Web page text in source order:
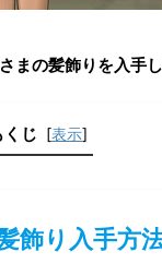
まの髪飾りを入手
くじ [表示]
飾り入手方